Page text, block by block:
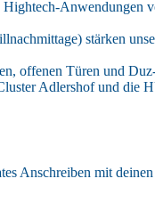
Anwendungen
stärken
offenen Türen und
Adlershof und die
Anschreiben mit